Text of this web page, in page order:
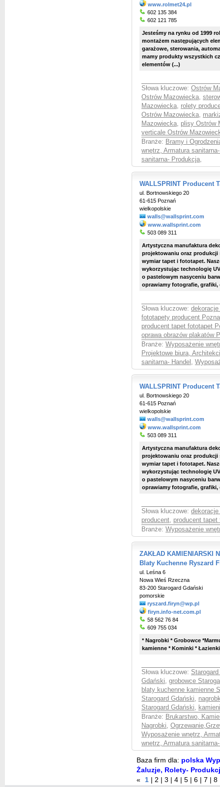
www.rolmet24.pl
602 135 384
602 121 785
Jesteśmy na rynku od 1999
montażem następujących
garażowe, sterowania,
mamy produkty wszystkich
elementów (...)
Słowa kluczowe: Ostrów
Ostrów Mazowiecka,
Mazowiecka, rolety
Ostrów Mazowiecka,
Mazowiecka, plisy Ostrów
verticale Ostrów
Branże: Bramy i
wnętrz, Armatura
sanitarna- Produkcja,
WALLSPRINT Producent
ul. Bortnowskiego 20
61-615 Poznań
wielkopolskie
walls@wallsprint.com
www.wallsprint.com
503 089 311
Artystyczna manufaktura
projektowaniu oraz produkcji
wymiar tapet i fototapet.
wykorzystując technologię
o pastelowym nasyceniu
oprawiamy fotografie, grafiki,
Słowa kluczowe:
fototapety producent
producent tapet fototapet
oprawa obrazów plakatów
Branże: Wyposażenie
Projektowe biura, Architekci
sanitarna- Handel ,
WALLSPRINT Producent
ul. Bortnowskiego 20
61-615 Poznań
wielkopolskie
walls@wallsprint.com
www.wallsprint.com
503 089 311
Artystyczna manufaktura
projektowaniu oraz produkcji
wymiar tapet i fototapet.
wykorzystując technologię
o pastelowym nasyceniu
oprawiamy fotografie, grafiki,
Słowa kluczowe:
producent, producent tapet
Branże: Wyposażenie
ZAKŁAD KAMIENIARSKI
Blaty Kuchenne Ryszard
ul. Leśna 6
Nowa Wieś Rzeczna
83-200 Starogard Gdański
pomorskie
ryszard.firyn@wp.pl
firyn.info-net.com.pl
58 562 76 84
609 755 034
* Nagrobki * Grobowce
kamienne * Kominki *
Słowa kluczowe:
Gdański, grobowce
blaty kuchenne kamienne
Starogard Gdański,
Starogard Gdański,
Branże: Brukarstwo,
Nagrobki,
Wyposażenie wnętrz,
wnętrz, Armatura
Baza firm dla: polska
Żaluzje, Rolety-
«
1 2 3 4 5 6 7 8